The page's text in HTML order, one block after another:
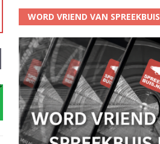
WORD VRIEND VAN SPREEKBUIS